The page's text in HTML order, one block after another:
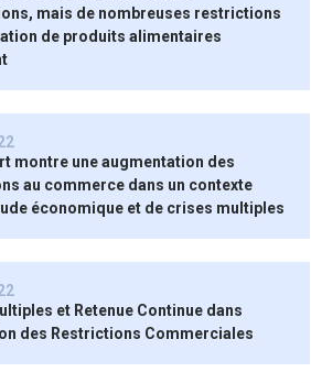
mais de nombreuses restrictions
de produits alimentaires
montre une augmentation des
au commerce dans un contexte
économique et de crises multiples
et Retenue Continue dans
des Restrictions Commerciales